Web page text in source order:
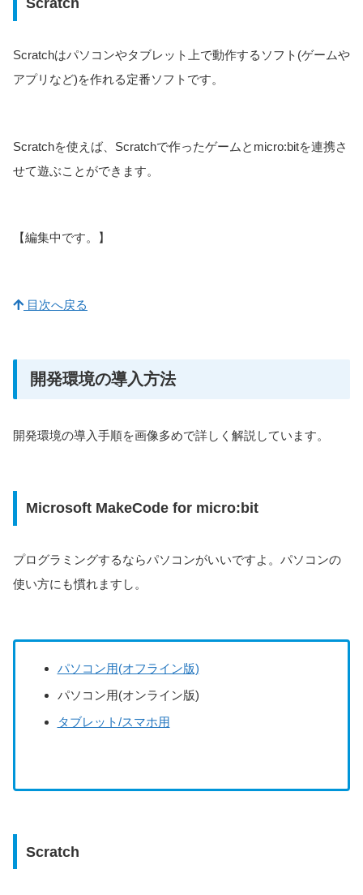
Scratch
Scratchはパソコンやタブレット上で動作するソフト(ゲームや
アプリなど)を作れる定番ソフトです。
Scratchを使えば、Scratchで作ったゲームとmicro:bitを連携さ
せて遊ぶことができます。
【編集中です。】
目次へ戻る
開発環境の導入方法
開発環境の導入手順を画像多めで詳しく解説しています。
Microsoft MakeCode for micro:bit
プログラミングするならパソコンがいいですよ。パソコンの
使い方にも慣れますし。
パソコン用(オフライン版)
パソコン用(オンライン版)
タブレット/スマホ用
Scratch